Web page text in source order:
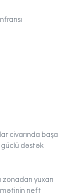
civarında başa
güclü dəstək
yuxarı
neft